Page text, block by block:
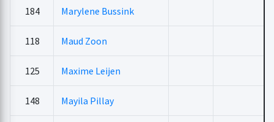
184 Marylene Bussink
118 Maud Zoon
125 Maxime Leijen
148 Mayila Pillay